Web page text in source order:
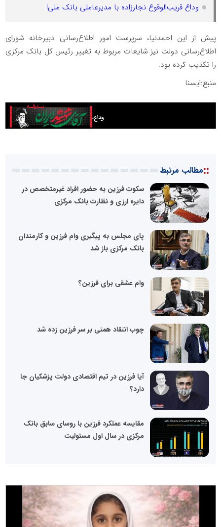
وداع قریب‌الوقوع نجارزاده با مدیرعاملی بانک ملی!
پیش از این احمدنیا، سرپرست امور اطلاع‌رسانی دبیرخانه شورای
اطلاع‌رسانی دولت نیز شایعات مربوط به تغییر رئیس کل بانک مرکزی
را تکذیب کرده بود.
منبع:ایسنا
::مطالب مرتبط
سکوت فرزین به حضور افراد غیرمتخصص در
دایره ارزی و نظارت بانک مرکزی
پای مجلس به پیگیری وام فرزین و کارمندان
بانک مرکزی باز شد
وام عشقی برای فرزین؟
چوب انتقاد همتی بر سر فرزین زده شد
آیا فرزین در تیم اقتصادی دولت پزشکیان جا
دارد؟
مقایسه عملکرد فرزین با روسای سابق بانک
مرکزی در سال اول مسئولیت